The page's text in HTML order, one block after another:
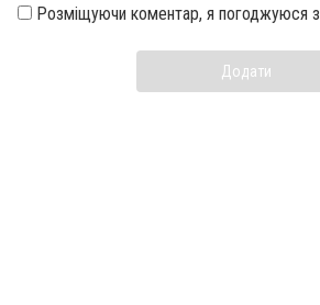
Розміщуючи коментар, я погоджуюся з
Додати